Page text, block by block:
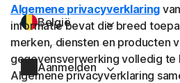
België
Aanmelden
Algemene privacyverklaring
informatie bevat die breed
merken, diensten en producten
gegevensverwerking volledig te
Algemene privacyverklaring